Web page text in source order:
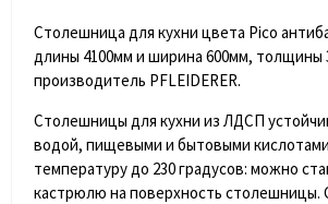
Столешница для кухни цвета Pico
длины 4100мм и ширина 600мм, толщины
производитель PFLEIDERER.
Столешницы для кухни из ЛДСП
водой, пищевыми и бытовыми
температуру до 230 градусов: можно
кастрюлю на поверхность